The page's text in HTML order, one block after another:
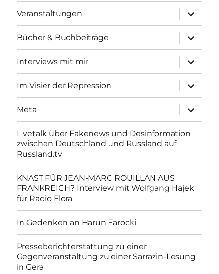
Veranstaltungen
anzeigen
Bücher & Buchbeiträge
anzeigen
Interviews mit mir
anzeigen
Im Visier der Repression
anzeigen
Meta
anzeigen
Livetalk über Fakenews und Desinformation
zwischen Deutschland und Russland auf
Russland.tv
KNAST FÜR JEAN-MARC ROUILLAN AUS
FRANKREICH? Interview mit Wolfgang Hajek
für Radio Flora
In Gedenken an Harun Farocki
Presseberichterstattung zu einer
Gegenveranstaltung zu einer Sarrazin-Lesung
in Gera